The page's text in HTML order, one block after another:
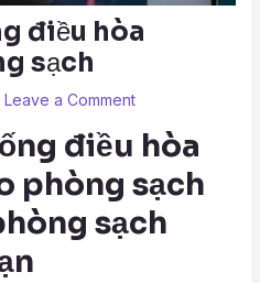
điều hòa
sạch
Leave a Comment
điều hòa
phòng sạch
sạch